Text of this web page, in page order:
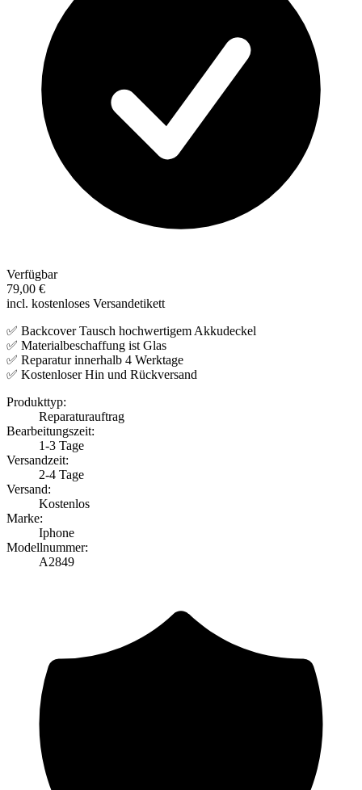
Verfügbar
79,00 €
incl. kostenloses Versandetikett
✅ Backcover Tausch hochwertigem Akkudeckel
✅ Materialbeschaffung ist Glas
✅ Reparatur innerhalb 4 Werktage
✅ Kostenloser Hin und Rückversand
Produkttyp:
Reparaturauftrag
Bearbeitungszeit:
1-3 Tage
Versandzeit:
2-4 Tage
Versand:
Kostenlos
Marke:
Iphone
Modellnummer:
A2849